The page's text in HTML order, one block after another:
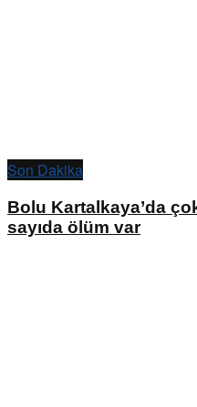
Son Dakika
Bolu Kartalkaya’da
sayıda ölüm var